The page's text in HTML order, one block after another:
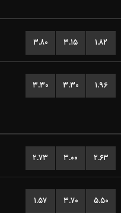
۳.۸۰ ۳.۱۵ ۱.۸۲
۳.۳۰ ۳.۳۰ ۱.۹۶
۲.۷۳ ۳.۰۰ ۲.۶۳
۱.۵۷ ۳.۷۰ ۵.۵۰